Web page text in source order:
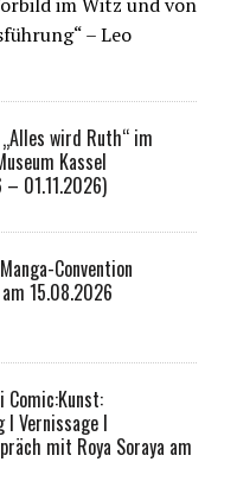
im Witz und von
– Leo
wird Ruth“ im
Kassel
01.11.2026)
Convention
15.08.2026
I Vernissage I
mit Roya Soraya am